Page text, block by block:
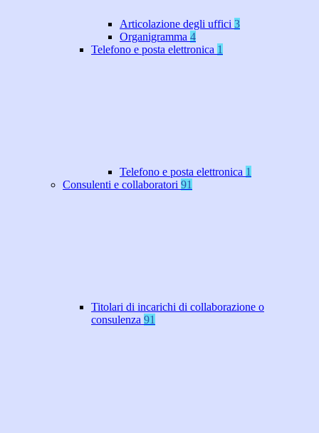
Articolazione degli uffici 3
Organigramma 4
Telefono e posta elettronica 1
Telefono e posta elettronica 1
Consulenti e collaboratori 91
Titolari di incarichi di collaborazione o
consulenza 91